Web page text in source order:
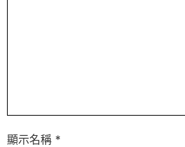
顯示名稱 *